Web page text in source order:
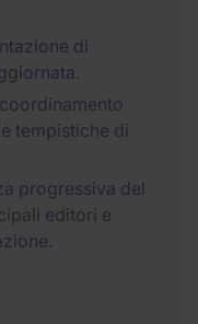
di
tempistiche di
progressiva del
editori e